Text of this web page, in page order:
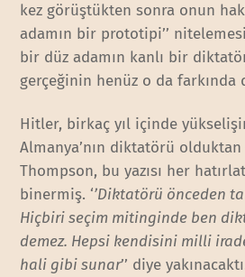
kez görüştükten sonra onun
adamın bir prototipi’’
bir düz adamın kanlı bir
gerçeğinin henüz o da farkında
Hitler, birkaç yıl içinde
Almanya’nın diktatörü
Thompson, bu yazısı her
binermiş. ‘’Diktatörü önceden
Hiçbiri seçim mitinginde ben
demez. Hepsi kendisini milli
hali gibi sunar’’ diye